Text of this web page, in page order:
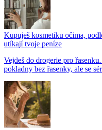
Kupuješ kosmetiku očima,
utíkají tvoje peníze
Vejdeš do drogerie pro
pokladny bez řasenky, ale se